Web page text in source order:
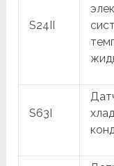
S24II
S63I